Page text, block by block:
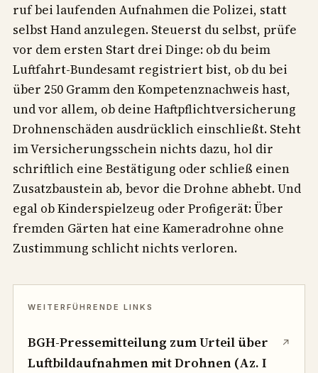
ruf bei laufenden Aufnahmen die Polizei, statt
selbst Hand anzulegen. Steuerst du selbst, prüfe
vor dem ersten Start drei Dinge: ob du beim
Luftfahrt-Bundesamt registriert bist, ob du bei
über 250 Gramm den Kompetenznachweis hast,
und vor allem, ob deine Haftpflichtversicherung
Drohnenschäden ausdrücklich einschließt. Steht
im Versicherungsschein nichts dazu, hol dir
schriftlich eine Bestätigung oder schließ einen
Zusatzbaustein ab, bevor die Drohne abhebt. Und
egal ob Kinderspielzeug oder Profigerät: Über
fremden Gärten hat eine Kameradrohne ohne
Zustimmung schlicht nichts verloren.
BGH-Pressemitteilung zum Urteil über
Luftbildaufnahmen mit Drohnen (Az. I
↗